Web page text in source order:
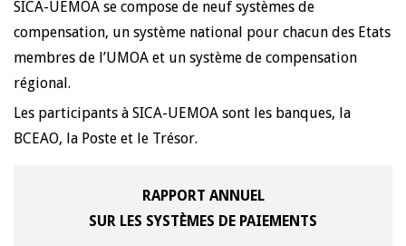
SICA-UEMOA se compose de neuf systèmes de
compensation, un système national pour chacun des Etats
membres de l’UMOA et un système de compensation
régional.
Les participants à SICA-UEMOA sont les banques, la
BCEAO, la Poste et le Trésor.
RAPPORT ANNUEL
SUR LES SYSTÈMES DE PAIEMENTS